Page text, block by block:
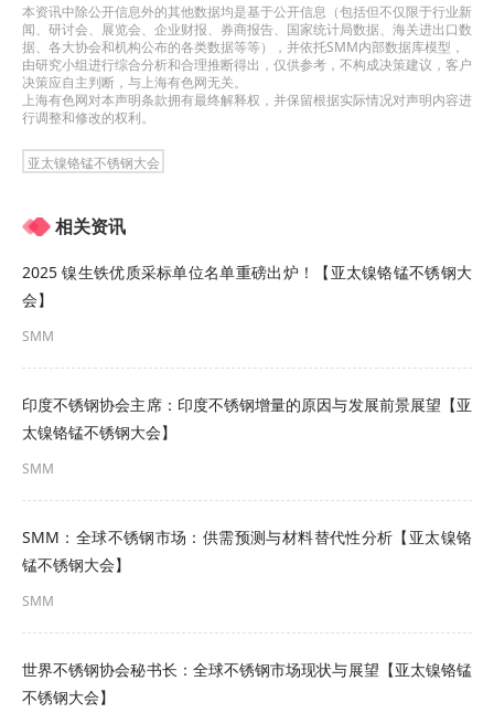
日本不锈钢产量趋势
口量增加，其预计未来这一下降趋势仍将持续。
分国别进口趋势
•进口主要来自亚洲；年总量约30万吨。
•中国自2022年起超越韩国成为日本最大供应国→成
本更低且质量提升
•来自印尼、马来西亚和印度的进口量亦持续增长。
•泰国：2022年激增后快速回落。
本资讯中除公开信息外的其他数据均是基于公开信息（包括但不仅限于行业新
闻、研讨会、展览会、企业财报、券商报告、国家统计局数据、海关进出口数
据、各大协会和机构公布的各类数据等等），并依托SMM内部数据库模型，
由研究小组进行综合分析和合理推断得出，仅供参考，不构成决策建议，客户
决策应自主判断，与上海有色网无关。
上海有色网对本声明条款拥有最终解释权，并保留根据实际情况对声明内容进
行调整和修改的权利。
亚太镍铬锰不锈钢大会
相关资讯
2025 镍生铁优质采标单位名单重磅出炉！【亚太镍铬锰不锈钢大
会】
SMM
印度不锈钢协会主席：印度不锈钢增量的原因与发展前景展望【亚
太镍铬锰不锈钢大会】
SMM
SMM：全球不锈钢市场：供需预测与材料替代性分析【亚太镍铬
锰不锈钢大会】
SMM
世界不锈钢协会秘书长：全球不锈钢市场现状与展望【亚太镍铬锰
不锈钢大会】